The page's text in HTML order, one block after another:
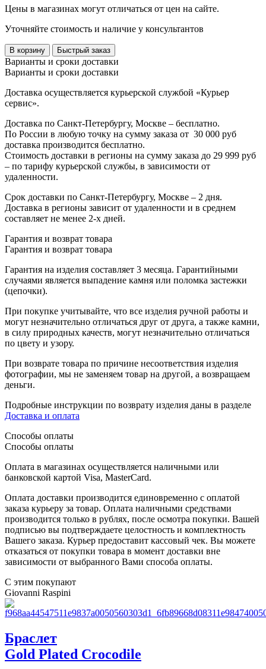
Цены в магазинах могут отличаться от цен на сайте.
Уточняйте стоимость и наличие у консультантов
В корзину Быстрый заказ
Варианты и сроки доставки
Варианты и сроки доставки
Доставка осуществляется курьерской службой «Курьер
сервис».
Доставка по Санкт-Петербургу, Москве – бесплатно.
По России в любую точку на сумму заказа от 30 000 руб
доставка производится бесплатно.
Стоимость доставки в регионы на сумму заказа до 29 999 руб
– по тарифу курьерской службы, в зависимости от
удаленности.
Срок доставки по Санкт-Петербургу, Москве – 2 дня.
Доставка в регионы зависит от удаленности и в среднем
составляет не менее 2-х дней.
Гарантия и возврат товара
Гарантия и возврат товара
Гарантия на изделия составляет 3 месяца. Гарантийными
случаями является выпадение камня или поломка застежки
(цепочки).
При покупке учитывайте, что все изделия ручной работы и
могут незначительно отличаться друг от друга, а также камни,
в силу природных качеств, могут незначительно отличаться
по цвету и узору.
При возврате товара по причине несоответствия изделия
фотографии, мы не заменяем товар на другой, а возвращаем
деньги.
Подробные инструкции по возврату изделия даны в разделе
Доставка и оплата
Способы оплаты
Способы оплаты
Оплата в магазинах осуществляется наличными или
банковской картой Visa, MasterCard.
Оплата доставки производится единовременно с оплатой
заказа курьеру за товар. Оплата наличными средствами
производится только в рублях, после осмотра покупки. Вашей
подписью вы подтверждаете целостность и комплектность
Вашего заказа. Курьер предоставит кассовый чек. Вы можете
отказаться от покупки товара в момент доставки вне
зависимости от выбранного Вами способа оплаты.
С этим покупают
Giovanni Raspini
Браслет
Gold Plated Crocodile